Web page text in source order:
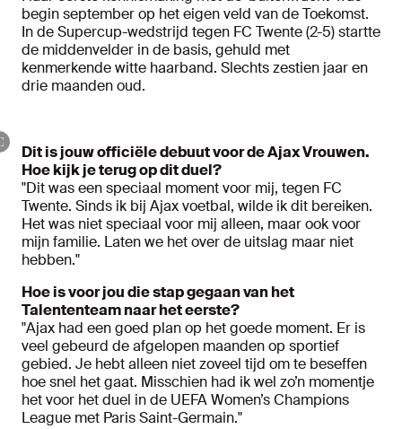
begin september op het eigen veld van de Toekomst.
In de Supercup-wedstrijd tegen FC Twente (2-5) startte
de middenvelder in de basis, gehuld met
kenmerkende witte haarband. Slechts zestien jaar en
drie maanden oud.
Dit is jouw officiële debuut voor de Ajax Vrouwen.
Hoe kijk je terug op dit duel?
"Dit was een speciaal moment voor mij, tegen FC
Twente. Sinds ik bij Ajax voetbal, wilde ik dit bereiken.
Het was niet speciaal voor mij alleen, maar ook voor
mijn familie. Laten we het over de uitslag maar niet
hebben."
Hoe is voor jou die stap gegaan van het
Talententeam naar het eerste?
"Ajax had een goed plan op het goede moment. Er is
veel gebeurd de afgelopen maanden op sportief
gebied. Je hebt alleen niet zoveel tijd om te beseffen
hoe snel het gaat. Misschien had ik wel zo’n momentje
het voor het duel in de UEFA Women’s Champions
League met Paris Saint-Germain."